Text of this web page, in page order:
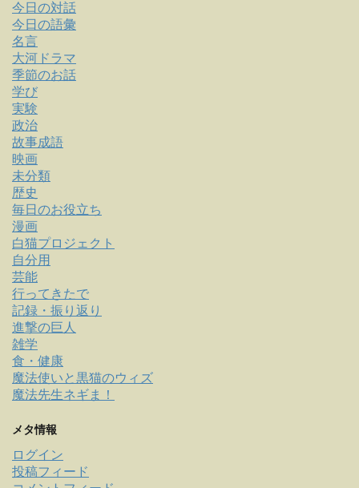
今日の対話
今日の語彙
名言
大河ドラマ
季節のお話
学び
実験
政治
故事成語
映画
未分類
歴史
毎日のお役立ち
漫画
白猫プロジェクト
自分用
芸能
行ってきたで
記録・振り返り
進撃の巨人
雑学
食・健康
魔法使いと黒猫のウィズ
魔法先生ネギま！
メタ情報
ログイン
投稿フィード